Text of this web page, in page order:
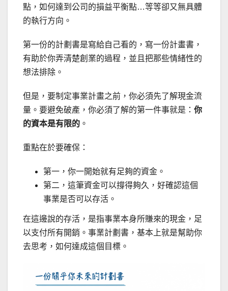
點，如何達到公司的損益平衡點…等等卻又無具體
的執行方向。
第一份的計劃書是寫給自己看的，寫一份計畫書，
有助於你弄清楚創業的過程，並且把那些情緒性的
想法排除。
但是，要制定事業計畫之前，你必須先了解現金流
量。要避免破產，你必須了解的第一件事就是： 你
的資本是有限的 。
重點在於要確保：
第一，你一開始就有足夠的資金。
第二，這筆資金可以撐得夠久，好確認這個
事業是否可以存活。
在這邊說的存活，是指事業本身所賺來的現金，足
以支付所有開銷。事業計劃書，基本上就是幫助你
去思考，如何達成這個目標。